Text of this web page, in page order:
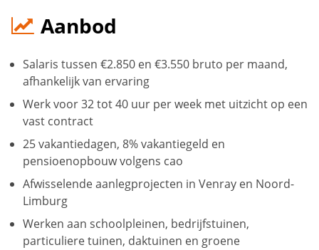
Aanbod
Salaris tussen €2.850 en €3.550 bruto per maand,
afhankelijk van ervaring
Werk voor 32 tot 40 uur per week met uitzicht op een
vast contract
25 vakantiedagen, 8% vakantiegeld en
pensioenopbouw volgens cao
Afwisselende aanlegprojecten in Venray en Noord-
Limburg
Werken aan schoolpleinen, bedrijfstuinen,
particuliere tuinen, daktuinen en groene